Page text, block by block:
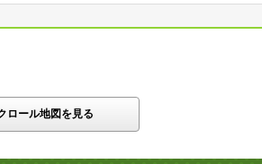
ロール地図を見る